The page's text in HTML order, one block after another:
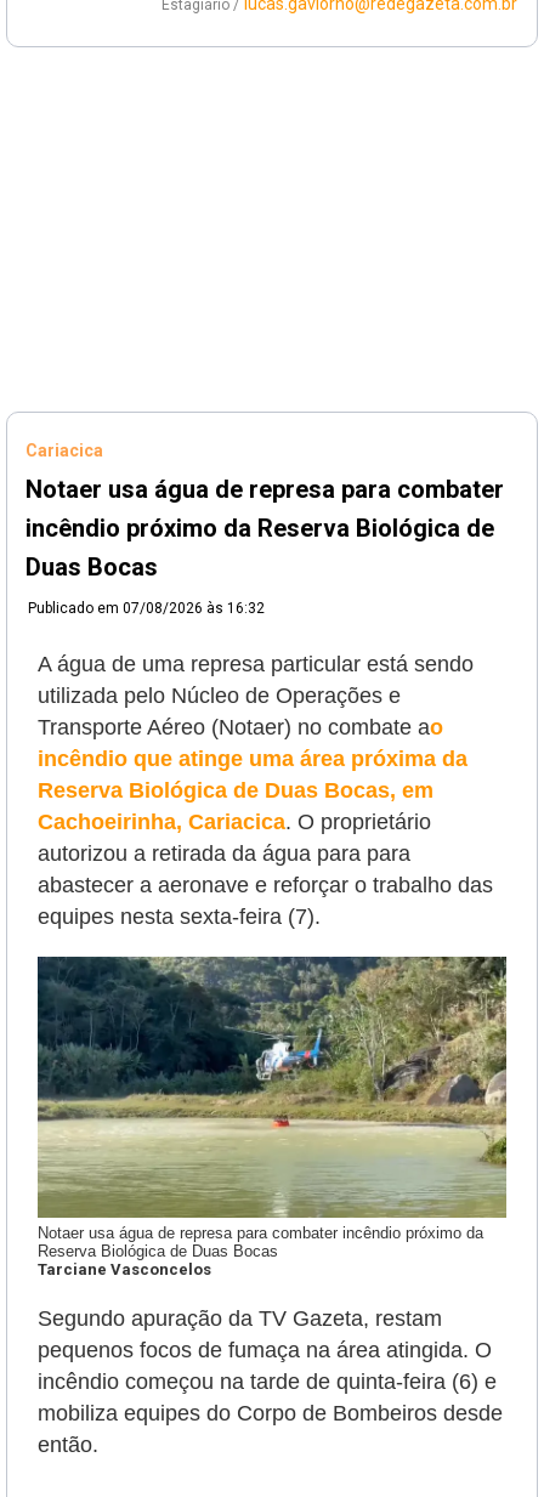
Estagiário / lucas.gaviorno@redegazeta.com.br
Cariacica
Notaer usa água de represa para combater
incêndio próximo da Reserva Biológica de
Duas Bocas
Publicado em 07/08/2026 às 16:32
A água de uma represa particular está sendo
utilizada pelo Núcleo de Operações e
Transporte Aéreo (Notaer) no combate ao
incêndio que atinge uma área próxima da
Reserva Biológica de Duas Bocas, em
Cachoeirinha, Cariacica. O proprietário
autorizou a retirada da água para para
abastecer a aeronave e reforçar o trabalho das
equipes nesta sexta-feira (7).
Notaer usa água de represa para combater incêndio próximo da
Reserva Biológica de Duas Bocas
Tarciane Vasconcelos
Segundo apuração da TV Gazeta, restam
pequenos focos de fumaça na área atingida. O
incêndio começou na tarde de quinta-feira (6) e
mobiliza equipes do Corpo de Bombeiros desde
então.